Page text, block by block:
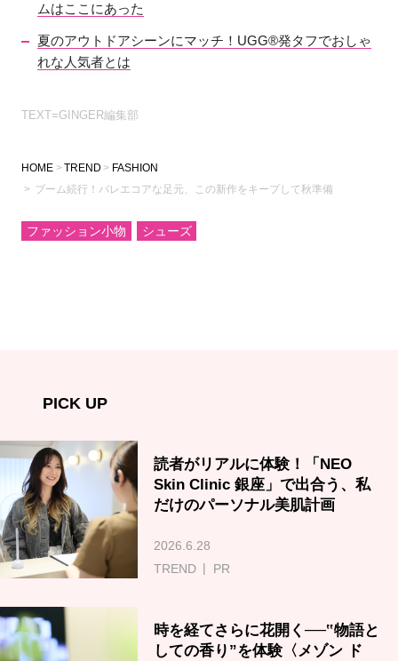
ムはここにあった
夏のアウトドアシーンにマッチ！UGG®発タフでおしゃ
れな人気者とは
TEXT=GINGER編集部
HOME TREND
FASHION
ブーム続行！バレエコアな足元、この新作をキープして秋準備
ファッション小物 シューズ
PICK UP
読者がリアルに体験！「NEO
Skin Clinic 銀座」で出合う、私
だけのパーソナル美肌計画
2026.6.28
TREND
PR
時を経てさらに花開く──‟物語と
しての香り”を体験〈メゾン ド